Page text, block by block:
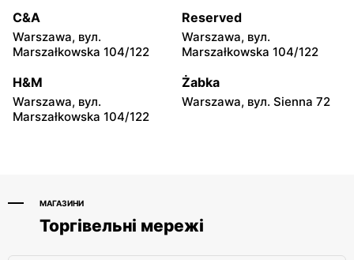
moje sklepy
Hyżne, вул. Hyżne 100
moje sklepy
Jarosław, вул. Pełkińska
147
moje sklepy
Niebylec, вул. Niebylec 139
moje sklepy
Opole, вул. Grudzicka 45
C&A
Warszawa, вул.
Marszałkowska 104/122
Reserved
Warszawa, вул.
Marszałkowska 104/122
H&M
Warszawa, вул.
Marszałkowska 104/122
Żabka
Warszawa, вул. Sienna 72
МАГАЗИНИ
Торгівельні мережі